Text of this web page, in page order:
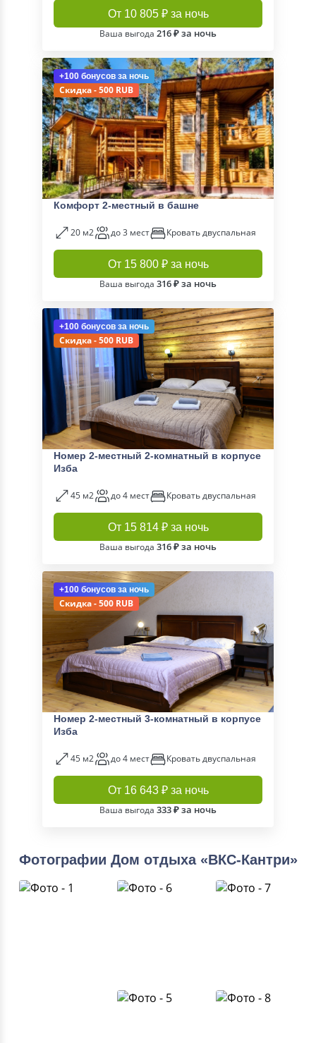
От 10 805 ₽ за ночь
Ваша выгода 216 ₽ за ночь
+100 бонусов за ночь
Скидка - 500 RUB
Комфорт 2-местный в башне
20 м2 до 3 мест Кровать двуспальная
От 15 800 ₽ за ночь
Ваша выгода 316 ₽ за ночь
+100 бонусов за ночь
Скидка - 500 RUB
Номер 2-местный 2-комнатный в корпусе
Изба
45 м2 до 4 мест Кровать двуспальная
От 15 814 ₽ за ночь
Ваша выгода 316 ₽ за ночь
+100 бонусов за ночь
Скидка - 500 RUB
Номер 2-местный 3-комнатный в корпусе
Изба
45 м2 до 4 мест Кровать двуспальная
От 16 643 ₽ за ночь
Ваша выгода 333 ₽ за ночь
Фотографии Дом отдыха «ВКС-Кантри»